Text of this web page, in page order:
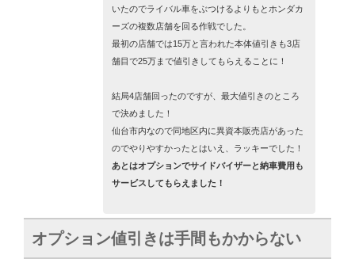
いたのでライバル車をぶつけるよりもとホンダカ
ーズの複数店舗を回る作戦でした。
最初の店舗では15万と言われた本体値引きも3店
舗目で25万まで値引きしてもらえることに！
結局4店舗回ったのですが、最大値引きのところ
で決めました！
仙台市内なので同地区内に異資本販売店があった
のでやりやすかったとはいえ、ラッキーでした！
あとはオプションでサイドバイザーと納車費用も
サービスしてもらえました！
オプション値引きは手間もかからない